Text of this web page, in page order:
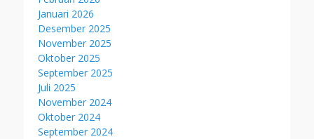
Januari 2026
Desember 2025
November 2025
Oktober 2025
September 2025
Juli 2025
November 2024
Oktober 2024
September 2024